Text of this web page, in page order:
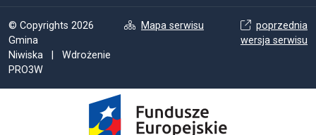
© Copyrights 2026
Gmina
Niwiska | Wdrożenie
PRO3W
Mapa serwisu
poprzednia
wersja serwisu